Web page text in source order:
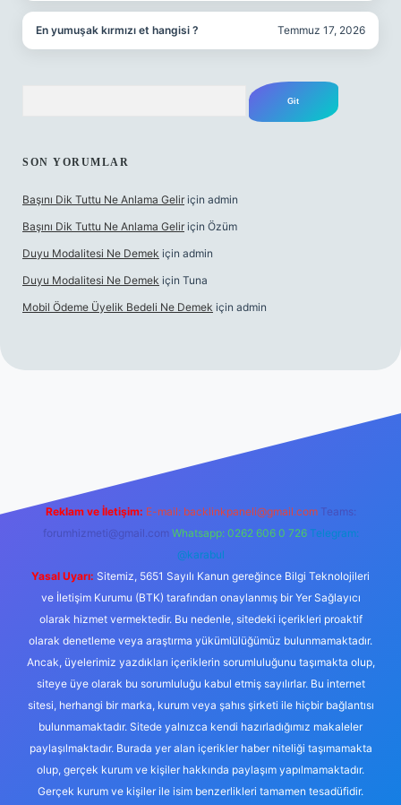
En yumuşak kırmızı et hangisi ? Temmuz 17, 2026
SON YORUMLAR
Başını Dik Tuttu Ne Anlama Gelir için admin
Başını Dik Tuttu Ne Anlama Gelir için Özüm
Duyu Modalitesi Ne Demek için admin
Duyu Modalitesi Ne Demek için Tuna
Mobil Ödeme Üyelik Bedeli Ne Demek için admin
Reklam ve İletişim: E-mail: backlinkpaneli@gmail.com Teams:
forumhizmeti@gmail.com Whatsapp: 0262 606 0 726 Telegram:
@karabul
Yasal Uyarı: Sitemiz, 5651 Sayılı Kanun gereğince Bilgi Teknolojileri
ve İletişim Kurumu (BTK) tarafından onaylanmış bir Yer Sağlayıcı
olarak hizmet vermektedir. Bu nedenle, sitedeki içerikleri proaktif
olarak denetleme veya araştırma yükümlülüğümüz bulunmamaktadır.
Ancak, üyelerimiz yazdıkları içeriklerin sorumluluğunu taşımakta olup,
siteye üye olarak bu sorumluluğu kabul etmiş sayılırlar. Bu internet
sitesi, herhangi bir marka, kurum veya şahıs şirketi ile hiçbir bağlantısı
bulunmamaktadır. Sitede yalnızca kendi hazırladığımız makaleler
paylaşılmaktadır. Burada yer alan içerikler haber niteliği taşımamakta
olup, gerçek kurum ve kişiler hakkında paylaşım yapılmamaktadır.
Gerçek kurum ve kişiler ile isim benzerlikleri tamamen tesadüfidir.